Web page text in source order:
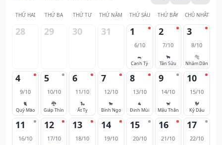
THỨ HAI THỨ BA THỨ TƯ THỨ NĂM THỨ SÁU THỨ BẢY CHỦ NHẬT
28 29 30 31 1
6/10
🐀
Canh Tý
2
7/10
🐂
Tân Sửu
3
8/10
🐅
Nhâm Dần
4
9/10
🐈
Quý Mão
5
10/10
🐉
Giáp Thìn
6
11/10
🐍
Ất Tỵ
7
12/10
🐎
Bính Ngọ
8
13/10
🐐
Đinh Mùi
9
14/10
🐒
Mậu Thân
10
15/10
🐓
Kỷ Dậu
11
16/10
12
17/10
13
18/10
14
19/10
15
20/10
16
21/10
17
22/10